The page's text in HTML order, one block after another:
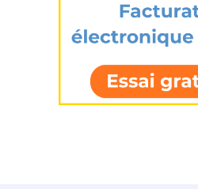
termes et
* Champ obligatoire